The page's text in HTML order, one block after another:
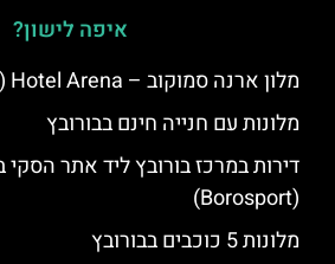
איפה לישון?
מלון ארנה סמוקוב – Hotel Arena (ליד בורובץ)
מלונות עם חנייה חינם בבורובץ
דירות במרכז בורובץ ליד אתר הסקי
(Borosport)
מלונות 5 כוכבים בבורובץ